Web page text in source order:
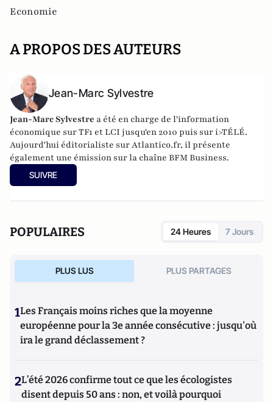
Economie
A PROPOS DES AUTEURS
Jean-Marc Sylvestre
Jean-Marc Sylvestre a été en charge de l'information
économique sur TF1 et LCI jusqu'en 2010 puis sur i>TÉLÉ.
Aujourd'hui éditorialiste sur Atlantico.fr, il présente
également une émission sur la chaîne BFM Business.
SUIVRE
POPULAIRES 24 Heures 7 Jours
PLUS LUS PLUS PARTAGES
1Les Français moins riches que la moyenne
européenne pour la 3e année consécutive : jusqu'où
ira le grand déclassement ?
2L’été 2026 confirme tout ce que les écologistes
disent depuis 50 ans : non, et voilà pourquoi